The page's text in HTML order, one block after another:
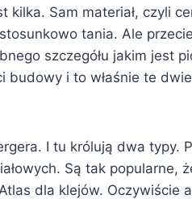
Sam materiał, czyli
tania. Ale
szczegółu jakim jest
i to właśnie te
I tu królują dwa typy.
Są tak popularne,
dla klejów. Oczywiście